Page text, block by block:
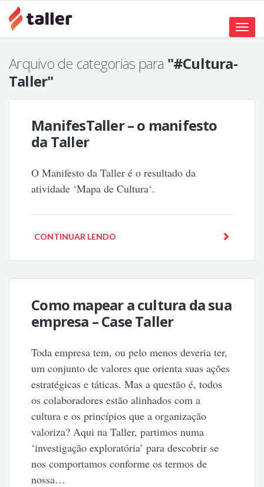
Toggle
Arquivo de categorias para "#Cultura-
Taller"
ManifesTaller – o manifesto
da Taller
O Manifesto da Taller é o resultado da
atividade ‘Mapa de Cultura‘.
CONTINUAR LENDO
Como mapear a cultura da sua
empresa – Case Taller
Toda empresa tem, ou pelo menos deveria ter,
um conjunto de valores que orienta suas ações
estratégicas e táticas. Mas a questão é, todos
os colaboradores estão alinhados com a
cultura e os princípios que a organização
valoriza? Aqui na Taller, partimos numa
‘investigação exploratória’ para descobrir se
nos comportamos conforme os termos de
nossa…